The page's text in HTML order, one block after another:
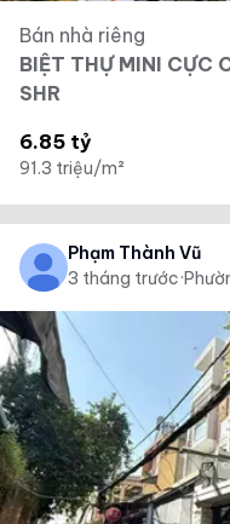
Bán nhà riêng
BIỆT THỰ MINI CỰC
SHR
6.85 tỷ
91.3 triệu/m²
Phạm Thành Vũ
3 tháng trước·